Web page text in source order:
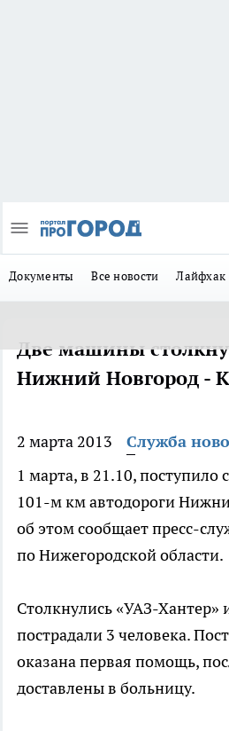
Документы Все новости Лайфхак
Две машины
Нижний Новгород -
2 марта 2013
Служба
1 марта, в 21.10,
101-м км автодороги
об этом сообщает пресс-
по Нижегородской области.
Столкнулись «УАЗ-
пострадали 3 человека.
оказана первая помощь,
доставлены в больницу.